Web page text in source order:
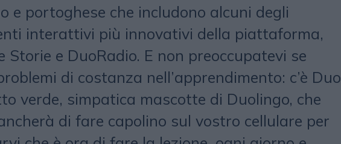
e portoghese che includono alcuni degli
interattivi più innovativi della piattaforma,
Storie e DuoRadio. E non preoccupatevi se
di costanza nell’apprendimento: c’è Duo
verde, simpatica mascotte di Duolingo, che
di fare capolino sul vostro cellulare per